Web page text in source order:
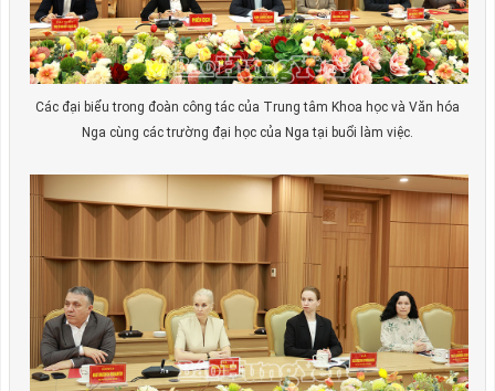
Các đại biểu trong đoàn công tác của Trung tâm Khoa học và Văn hóa
Nga cùng các trường đại học của Nga tại buổi làm việc.